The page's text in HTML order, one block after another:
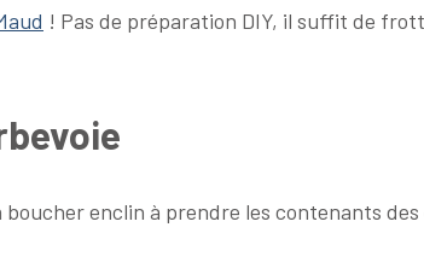
! Pas de préparation DIY, il suffit de
enclin à prendre les contenants